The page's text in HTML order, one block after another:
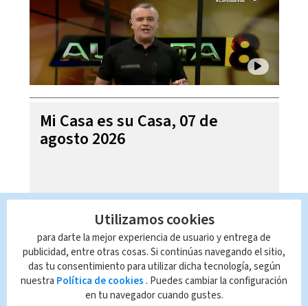
Mi Casa es su Casa, 07 de
agosto 2026
Utilizamos cookies
para darte la mejor experiencia de usuario y entrega de
publicidad, entre otras cosas. Si continúas navegando el sitio,
das tu consentimiento para utilizar dicha tecnología, según
nuestra Política de cookies . Puedes cambiar la configuración
en tu navegador cuando gustes.